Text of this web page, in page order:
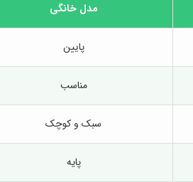
مدل خانگی
پایین
مناسب
سبک و کوچک
پایه